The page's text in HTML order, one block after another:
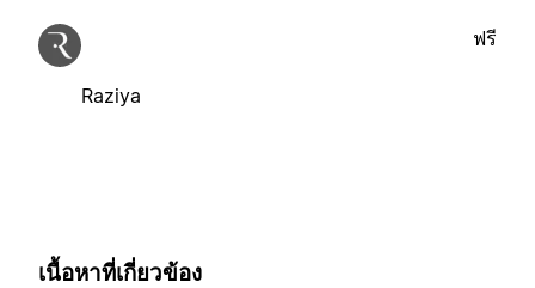
Raziya
ฟรี
เนื้อหาที่เกี่ยวข้อง